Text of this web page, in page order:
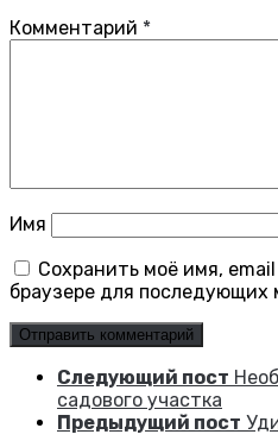
Комментарий *
Имя
Сохранить моё имя,
браузере для последующих
Следующий пост
садового участка
Предыдущий пост